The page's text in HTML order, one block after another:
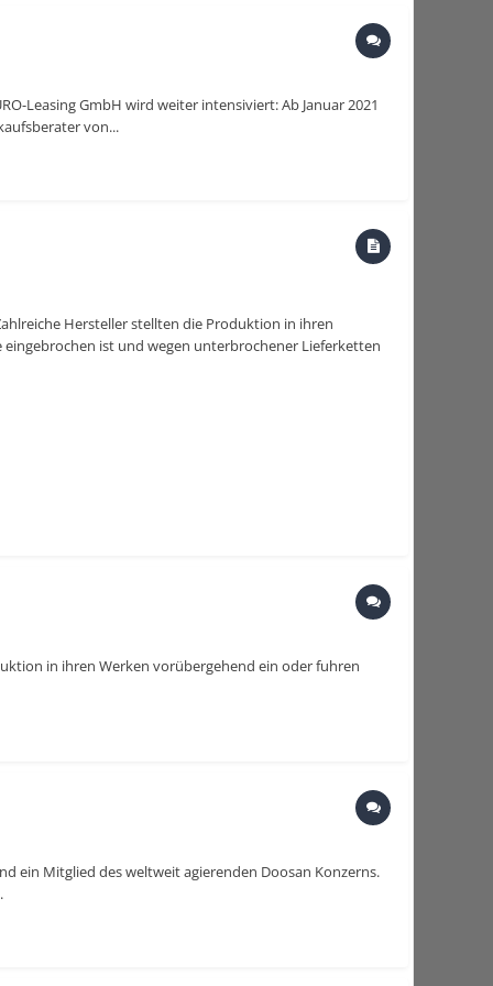
Leasing GmbH wird weiter intensiviert: Ab Januar 2021
von...
Hersteller stellten die Produktion in ihren
ist und wegen unterbrochener Lieferketten
in ihren Werken vorübergehend ein oder fuhren
ein Mitglied des weltweit agierenden Doosan Konzerns.